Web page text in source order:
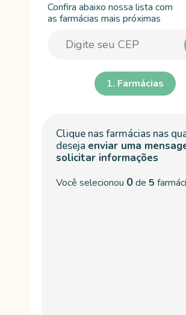
Confira abaixo nossa lista com
as farmácias mais próximas
1. Farmácias
1
Clique nas farmácias nas
deseja enviar uma
solicitar informações
Você selecionou 0de 5